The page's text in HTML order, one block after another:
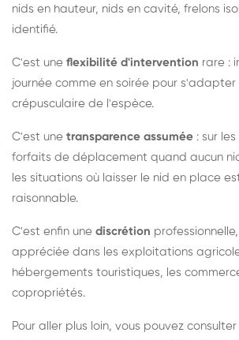
nids en hauteur, nids en cavité, frelons
identifié.
C'est une flexibilité d'intervention rare :
journée comme en soirée pour
crépusculaire de l'espèce.
C'est une transparence assumée : sur
forfaits de déplacement quand aucun
les situations où laisser le nid en place
raisonnable.
C'est enfin une discrétion
appréciée dans les exploitations
hébergements touristiques, les
copropriétés.
Pour aller plus loin, vous pouvez